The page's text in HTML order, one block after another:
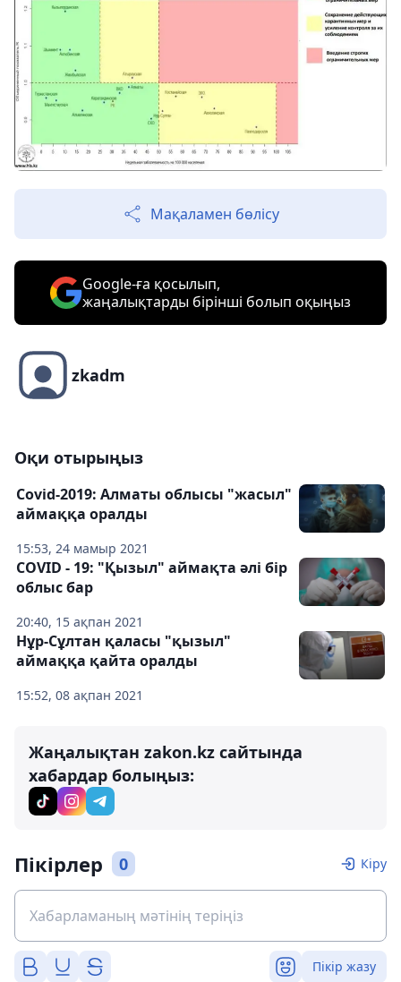
Мақаламен бөлісу
Google-ға қосылып,
жаңалықтарды бірінші болып оқыңыз
zkadm
Оқи отырыңыз
15:53, 24 мамыр 2021
Covid-2019: Алматы облысы "жасыл"
аймаққа оралды
20:40, 15 ақпан 2021
COVID - 19: "Қызыл" аймақта әлі бір
облыс бар
15:52, 08 ақпан 2021
Нұр-Сұлтан қаласы "қызыл"
аймаққа қайта оралды
Жаңалықтан zakon.kz сайтында
хабардар болыңыз:
Пікірлер 0 Кіру
Пікір жазу